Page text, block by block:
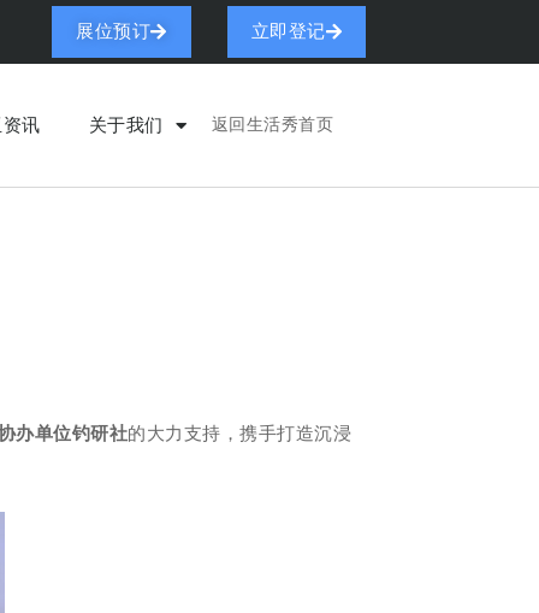
展位预订 立即登记
资讯 关于我们 返回生活秀首页
办单位钓研社的大力支持，携手打造沉浸